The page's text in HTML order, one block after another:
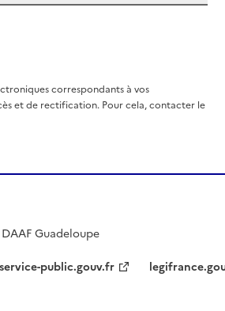
correspondants à vos
et de rectification. Pour cela, contacter le
Guadeloupe
service-public.gouv.fr